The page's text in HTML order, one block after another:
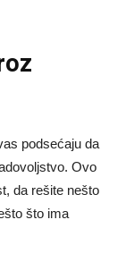
podsećaju da
Ovo
da rešite nešto
što ima